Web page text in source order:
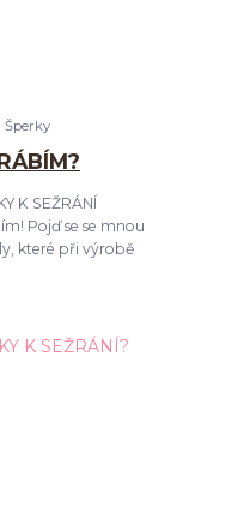
Šperky
K SEŽRÁNÍ
Pojď se se mnou
které při výrobě